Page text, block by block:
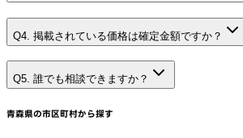
Q4. 掲載されている価格は確定金額ですか？
Q5. 誰でも相談できますか？
青森県の市区町村から探す